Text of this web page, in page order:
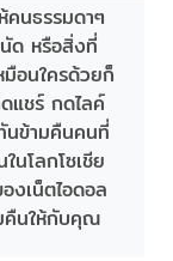
คนธรรมดาๆ
ด หรือสิ่งที่
อนใครด้วยก็
แชร์ กดไลค์
นข้ามคืนคนที่
นโลกโซเชีย
งเน็ตไอดอล
คืนให้กับคุณ